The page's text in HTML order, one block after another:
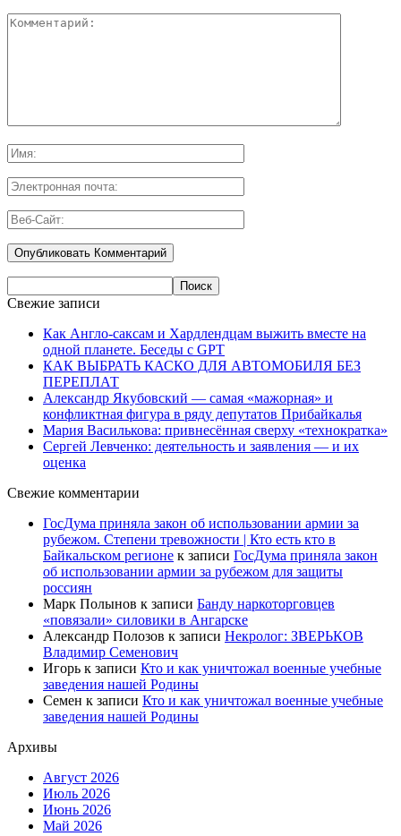
Свежие записи
Как Англо-саксам и Хардлендцам выжить вместе на
одной планете. Беседы с GPT
КАК ВЫБРАТЬ КАСКО ДЛЯ АВТОМОБИЛЯ БЕЗ
ПЕРЕПЛАТ
Александр Якубовский — самая «мажорная» и
конфликтная фигура в ряду депутатов Прибайкалья
Мария Василькова: привнесённая сверху «технократка»
Сергей Левченко: деятельность и заявления — и их
оценка
Свежие комментарии
ГосДума приняла закон об использовании армии за
рубежом. Степени тревожности | Кто есть кто в
Байкальском регионе к записи ГосДума приняла закон
об использовании армии за рубежом для защиты
россиян
Марк Полынов к записи Банду наркоторговцев
«повязали» силовики в Ангарске
Александр Полозов к записи Некролог: ЗВЕРЬКОВ
Владимир Семенович
Игорь к записи Кто и как уничтожал военные учебные
заведения нашей Родины
Семен к записи Кто и как уничтожал военные учебные
заведения нашей Родины
Архивы
Август 2026
Июль 2026
Июнь 2026
Май 2026